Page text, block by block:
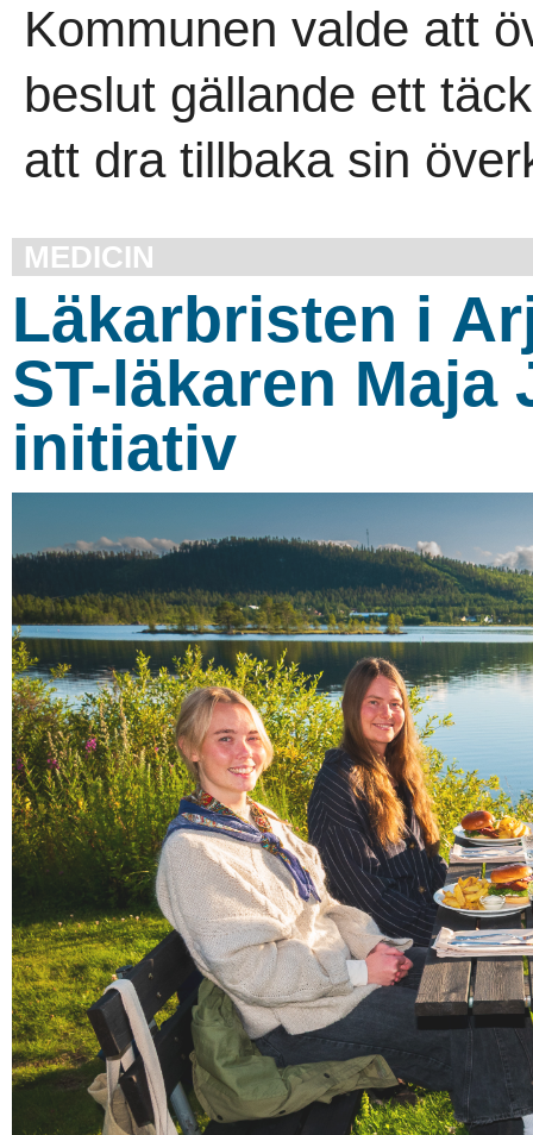
Kommunen valde att
beslut gällande ett
att dra tillbaka sin
MEDICIN
Läkarbristen i
ST-läkaren Maja
initiativ